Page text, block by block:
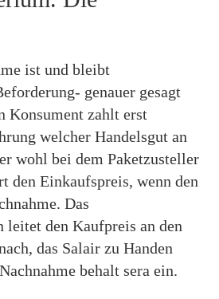
ist und bleibt
genauer gesagt
Konsument zahlt erst
welcher Handelsgut an
wohl bei dem Paketzusteller
den Einkaufspreis, wenn den
Das
leitet den Kaufpreis an den
das Salair zu Handen
behalt sera ein.